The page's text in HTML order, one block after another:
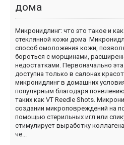
дома
Микронидлинг: что это такое и
стеклянной кожи дома
способ омоложения кожи,
бороться с морщинами,
недостатками. Первоначально
доступна только в салонах
микронидлинг в домашних
популярным благодаря
таких как VT Reedle Shots.
создании микроповреждений на
помощью стерильных игл или
стимулирует выработку
че...